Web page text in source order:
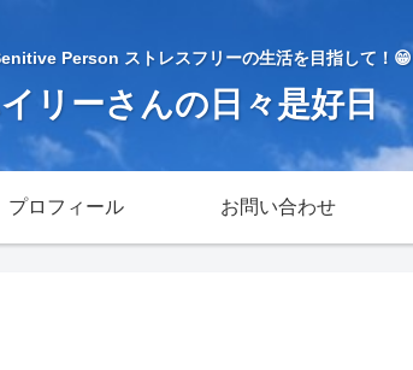
Person ストレスフリーの生活を目指して！😁
リーさんの日々是好日
プロフィール お問い合わせ